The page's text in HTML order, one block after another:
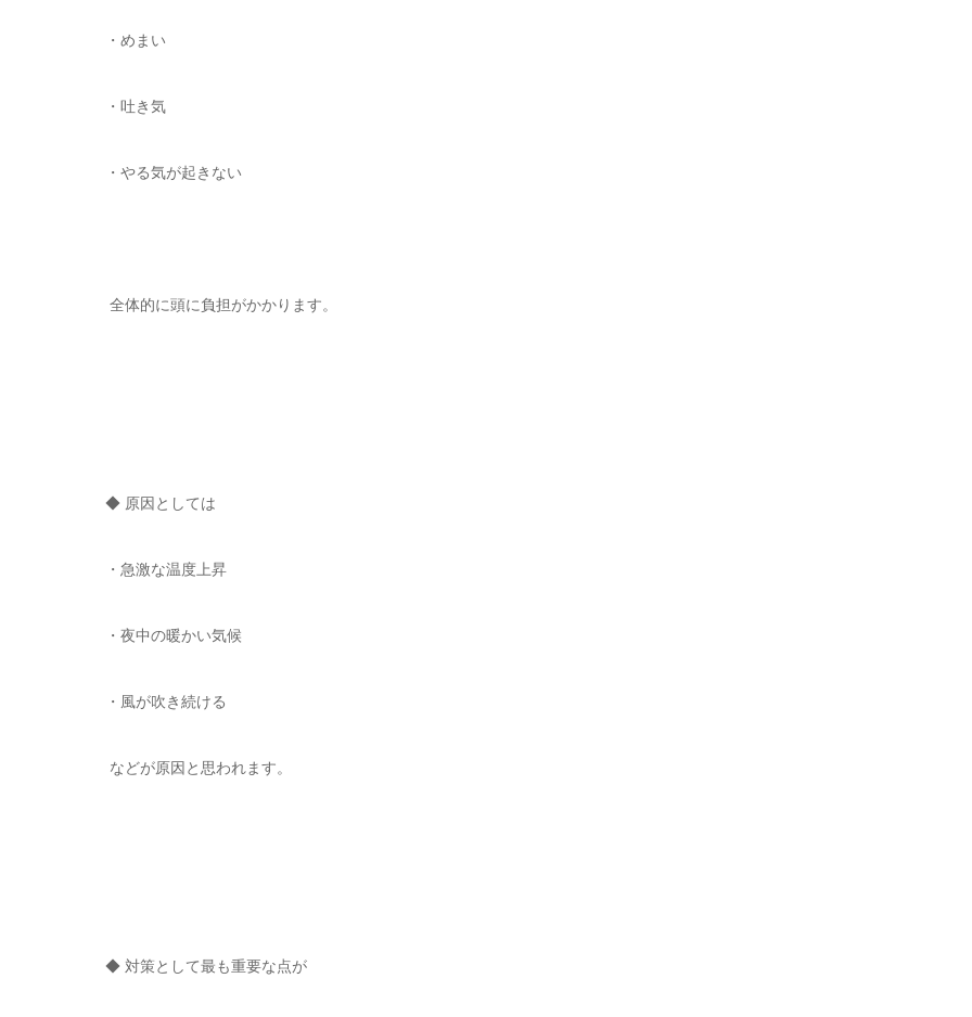
・めまい
・吐き気
・やる気が起きない
全体的に頭に負担がかかります。
◆ 原因としては
・急激な温度上昇
・夜中の暖かい気候
・風が吹き続ける
などが原因と思われます。
◆ 対策として最も重要な点が